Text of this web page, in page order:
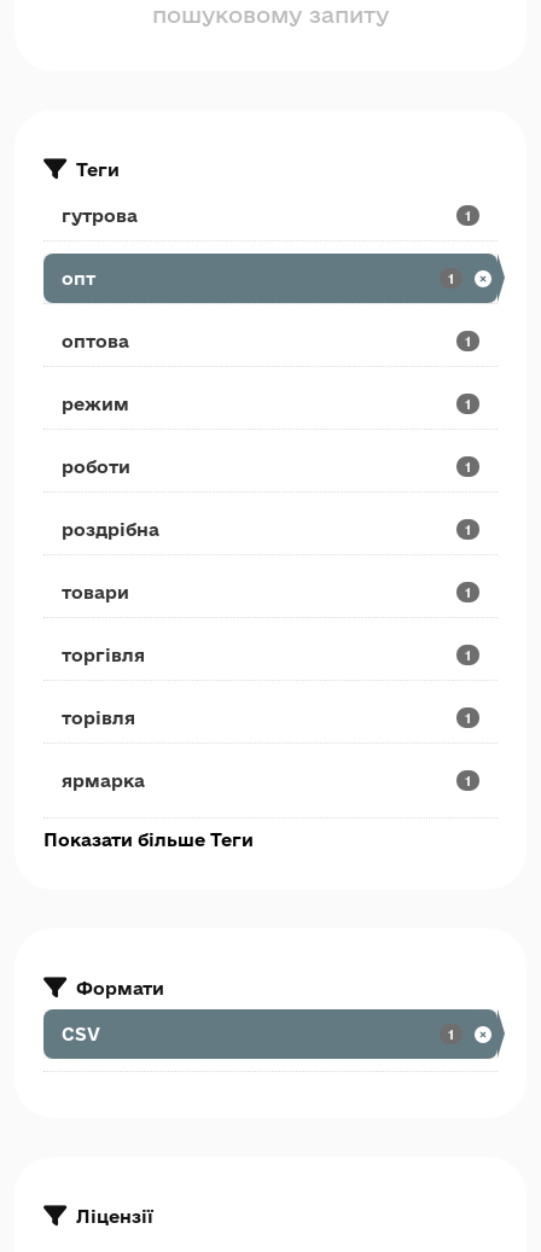
пошуковому запиту
Теги
гутрова 1
опт 1
оптова 1
режим 1
роботи 1
роздрібна 1
товари 1
торгівля 1
торівля 1
ярмарка 1
Показати більше Теги
Формати
CSV 1
Ліцензії